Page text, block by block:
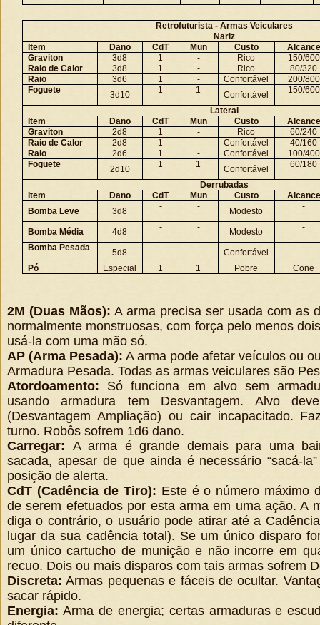
Retrofuturista - Armas Veiculares
Nariz
Item
Dano CdT Mun Custo
Alcance
Graviton
3d8 1 - Rico
150/600
Raio de Calor
3d8 1 - Rico
80/320
Raio
3d6 1 - Confortável
200/800
Foguete
3d10 1 1 Confortável 150/600
Lateral
Item
Dano CdT Mun Custo
Alcance
Graviton
2d8 1 - Rico
60/240
Raio de Calor
2d8 1 - Confortável
40/160
Raio
2d6 1 - Confortável
100/400
Foguete
2d10 1 1 Confortável 60/180
Derrubadas
Item
Dano CdT Mun Custo
Alcance
Bomba Leve
3d8 - - Modesto -
Bomba Média 4d8 - - Modesto -
Bomba Pesada 5d8 - - Confortável -
Pó Especial 1 1 Pobre Cone
2M (Duas Mãos): A arma precisa ser usada com as
normalmente monstruosas, com força pelo menos
usá-la com uma mão só.
AP (Arma Pesada): A arma pode afetar veículos ou
Armadura Pesada. Todas as armas veiculares são
Atordoamento: Só funciona em alvo sem
usando armadura tem Desvantagem. Alvo
(Desvantagem Ampliação) ou cair incapacitado.
turno. Robôs sofrem 1d6 dano.
Carregar: A arma é grande demais para uma
sacada, apesar de que ainda é necessário “sacá-
posição de alerta.
CdT (Cadência de Tiro): Este é o número máximo
de serem efetuados por esta arma em uma ação. A
diga o contrário, o usuário pode atirar até a
lugar da sua cadência total). Se um único disparo
um único cartucho de munição e não incorre em
recuo. Dois ou mais disparos com tais armas sofrem
Discreta: Armas pequenas e fáceis de ocultar.
sacar rápido.
Energia: Arma de energia; certas armaduras e